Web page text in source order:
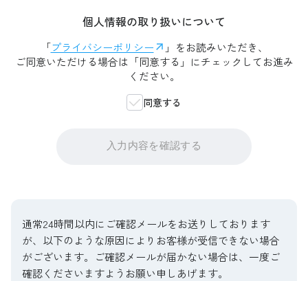
個人情報の取り扱いについて
「プライバシーポリシー
」をお読みいただき、
ご同意いただける場合は「同意する」にチェックしてお進み
ください。
同意する
入力内容を確認する
通常24時間以内にご確認メールをお送りしております
が、以下のような原因によりお客様が受信できない場合
がございます。ご確認メールが届かない場合は、一度ご
確認くださいますようお願い申しあげます。